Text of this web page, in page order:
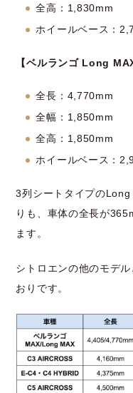
全高：1,830mm
ホイールベース：
【ベルランゴ Long
全長：4,770mm
全幅：1,850mm
全高：1,850mm
ホイールベース：
3列シートタイプの
りも、車体の全長が
ます。
シトロエンの他のモデ
おりです。